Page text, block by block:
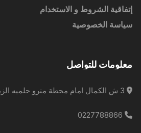
إتفاقية الشروط و الاستخدام
سياسة الخصوصية
معلومات للتواصل